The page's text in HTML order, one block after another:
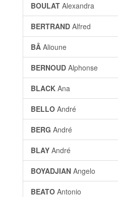
BOULAT Alexandra
BERTRAND Alfred
BÂ Alioune
BERNOUD Alphonse
BLACK Ana
BELLO André
BERG André
BLAY André
BOYADJIAN Angelo
BEATO Antonio